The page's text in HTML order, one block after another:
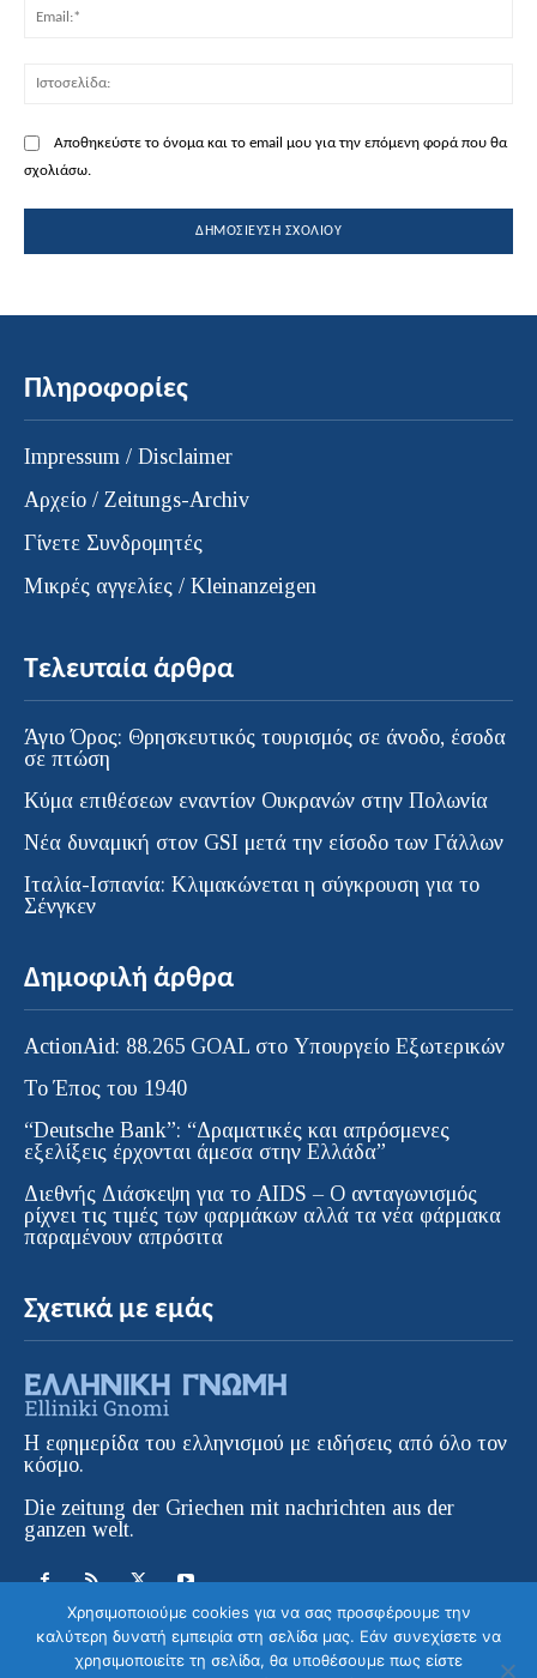
Αποθηκεύστε το όνομα και το email μου για την επόμενη φορά που θα
σχολιάσω.
Πληροφορίες
Impressum / Disclaimer
Αρχείο / Zeitungs-Archiv
Γίνετε Συνδρομητές
Μικρές αγγελίες / Kleinanzeigen
Τελευταία άρθρα
Άγιο Όρος: Θρησκευτικός τουρισμός σε άνοδο, έσοδα
σε πτώση
Κύμα επιθέσεων εναντίον Ουκρανών στην Πολωνία
Νέα δυναμική στον GSI μετά την είσοδο των Γάλλων
Ιταλία-Ισπανία: Κλιμακώνεται η σύγκρουση για το
Σένγκεν
Δημοφιλή άρθρα
ActionAid: 88.265 GOAL στο Υπουργείο Εξωτερικών
Το Έπος του 1940
“Deutsche Bank”: “Δραματικές και απρόσμενες
εξελίξεις έρχονται άμεσα στην Ελλάδα”
Διεθνής Διάσκεψη για το AIDS – Ο ανταγωνισμός
ρίχνει τις τιμές των φαρμάκων αλλά τα νέα φάρμακα
παραμένουν απρόσιτα
Σχετικά με εμάς
Η εφημερίδα του ελληνισμού με ειδήσεις από όλο τον
κόσμο.
Die zeitung der Griechen mit nachrichten aus der
ganzen welt.
Χρησιμοποιούμε cookies για να σας προσφέρουμε την
καλύτερη δυνατή εμπειρία στη σελίδα μας. Εάν συνεχίσετε να
χρησιμοποιείτε τη σελίδα, θα υποθέσουμε πως είστε